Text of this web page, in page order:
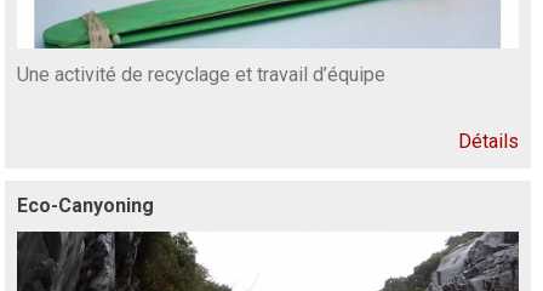
Une activité de recyclage et travail d’équipe
Détails
Eco-Canyoning